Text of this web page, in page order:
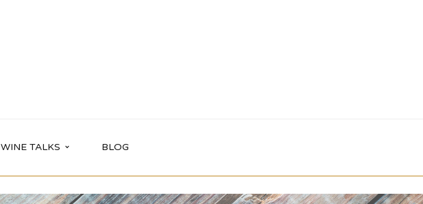
WINE TALKS BLOG